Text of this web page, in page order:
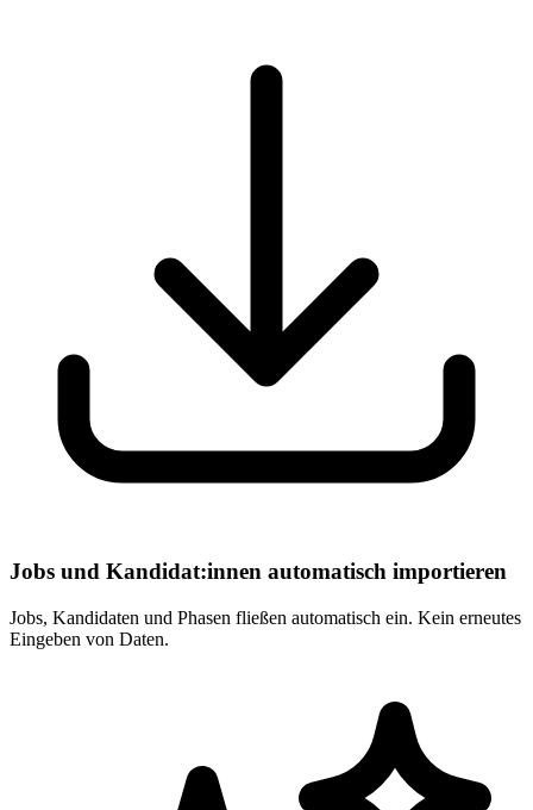
Jobs und Kandidat:innen automatisch importieren
Jobs, Kandidaten und Phasen fließen automatisch ein. Kein erneutes
Eingeben von Daten.